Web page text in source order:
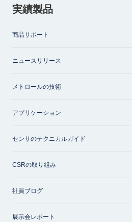
実績製品
商品サポート
ニュースリリース
メトロールの技術
アプリケーション
センサのテクニカルガイド
CSRの取り組み
社員ブログ
展示会レポート